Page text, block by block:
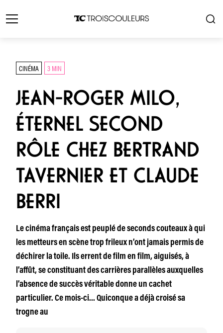
CINÉMA 3 MIN
JEAN-ROGER MILO,
ÉTERNEL SECOND
RÔLE CHEZ BERTRAND
TAVERNIER ET CLAUDE
BERRI
Le cinéma français est peuplé de seconds couteaux à qui
les metteurs en scène trop frileux n’ont jamais permis de
déchirer la toile. Ils errent de film en film, aiguisés, à
l’affût, se constituant des carrières parallèles auxquelles
l’absence de succès véritable donne un cachet
particulier. Ce mois-ci… Quiconque a déjà croisé sa
trogne au